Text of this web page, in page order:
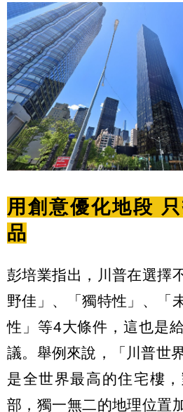
用創意優化地段
品
彭培業指出，川普在選擇
野佳」、「獨特性」、「
性」等4大條件，這也是
議。舉例來說，「川普世
是全世界最高的住宅樓
部，獨一無二的地理位置